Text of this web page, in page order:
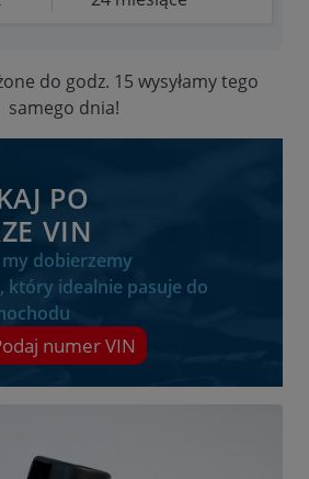
do godz. 15 wysyłamy tego
samego dnia!
PO
VIN
my dobierzemy
który idealnie pasuje do
numer VIN